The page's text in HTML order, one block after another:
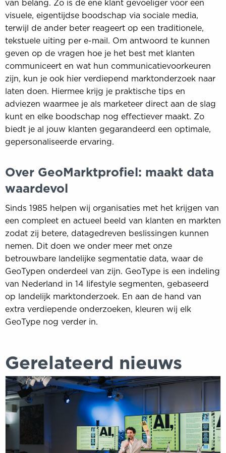
van belang. Zo is de ene klant gevoeliger voor een
visuele, eigentijdse boodschap via sociale media,
terwijl de ander beter reageert op een traditionele,
tekstuele uiting per e-mail. Om antwoord te kunnen
geven op de vragen hoe je het best met klanten
communiceert en wat hun communicatievoorkeuren
zijn, kun je ook hier verdiepend marktonderzoek naar
laten doen. Hiermee krijg je praktische tips en
adviezen waarmee je als marketeer direct aan de slag
kunt en elke boodschap nog effectiever maakt. Zo
biedt je al jouw klanten gegarandeerd een optimale,
gepersonaliseerde ervaring.
Over GeoMarktprofiel: maakt data
waardevol
Sinds 1985 helpen wij organisaties met het krijgen van
een compleet en actueel beeld van klanten en markten
zodat zij betere, datagedreven beslissingen kunnen
nemen. Dit doen we onder meer met onze
betrouwbare landelijke segmentatie data, waar de
GeoTypen onderdeel van zijn. GeoType is een indeling
van Nederland in 14 lifestyle segmenten, gebaseerd
op landelijk marktonderzoek. En aan de hand van
extra verdiepende onderzoeken, kleuren wij elk
GeoType nog verder in.
Gerelateerd nieuws
DDMA
NEXT
krijgt
vorm:
Aaron
Mirck